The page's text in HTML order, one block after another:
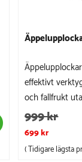
effektivt
och fallfrukt
999 kr
699 kr
( Tidigare lägsta